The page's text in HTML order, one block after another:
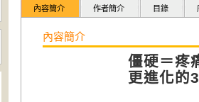
內容簡介 作者簡介 目錄
內容簡介
僵硬＝疼
更進化的